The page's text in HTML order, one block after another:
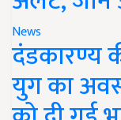
News
दंडकारण्य
युग का